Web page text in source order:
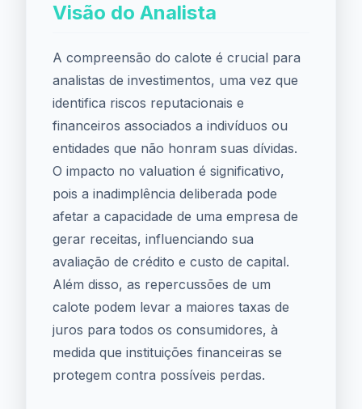
Visão do Analista
A compreensão do calote é crucial para
analistas de investimentos, uma vez que
identifica riscos reputacionais e
financeiros associados a indivíduos ou
entidades que não honram suas dívidas.
O impacto no valuation é significativo,
pois a inadimplência deliberada pode
afetar a capacidade de uma empresa de
gerar receitas, influenciando sua
avaliação de crédito e custo de capital.
Além disso, as repercussões de um
calote podem levar a maiores taxas de
juros para todos os consumidores, à
medida que instituições financeiras se
protegem contra possíveis perdas.